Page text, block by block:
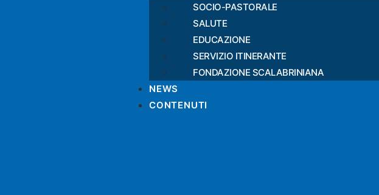
SOCIO-PASTORALE
SALUTE
EDUCAZIONE
SERVIZIO ITINERANTE
FONDAZIONE SCALABRINIANA
NEWS
CONTENUTI